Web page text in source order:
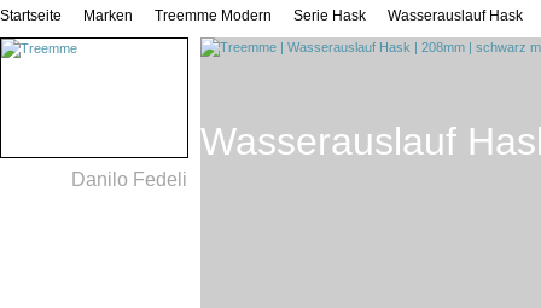
Startseite Marken Treemme Modern Serie Hask Wasserauslauf Hask
Danilo Fedeli
Wasserauslauf